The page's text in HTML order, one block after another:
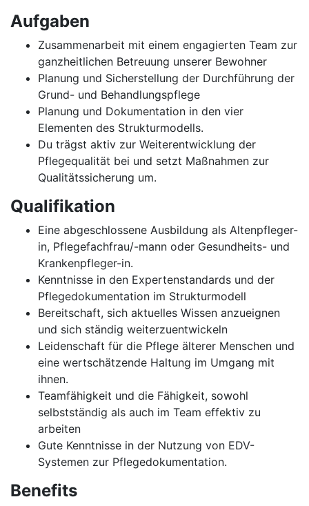
Aufgaben
Zusammenarbeit mit einem engagierten Team zur
ganzheitlichen Betreuung unserer Bewohner
Planung und Sicherstellung der Durchführung der
Grund- und Behandlungspflege
Planung und Dokumentation in den vier
Elementen des Strukturmodells.
Du trägst aktiv zur Weiterentwicklung der
Pflegequalität bei und setzt Maßnahmen zur
Qualitätssicherung um.
Qualifikation
Eine abgeschlossene Ausbildung als Altenpfleger-
in, Pflegefachfrau/-mann oder Gesundheits- und
Krankenpfleger-in.
Kenntnisse in den Expertenstandards und der
Pflegedokumentation im Strukturmodell
Bereitschaft, sich aktuelles Wissen anzueignen
und sich ständig weiterzuentwickeln
Leidenschaft für die Pflege älterer Menschen und
eine wertschätzende Haltung im Umgang mit
ihnen.
Teamfähigkeit und die Fähigkeit, sowohl
selbstständig als auch im Team effektiv zu
arbeiten
Gute Kenntnisse in der Nutzung von EDV-
Systemen zur Pflegedokumentation.
Benefits